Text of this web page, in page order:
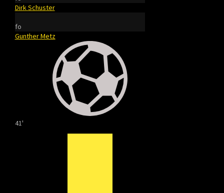
Dirk Schuster
fo
Gunther Metz
41'